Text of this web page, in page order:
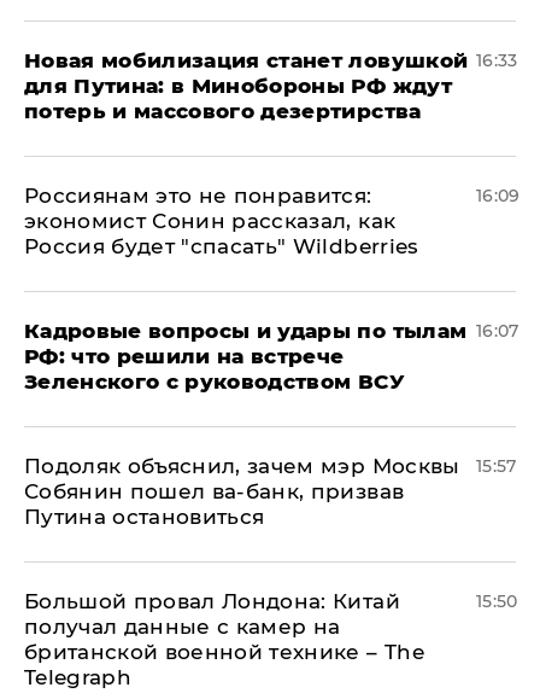
​Новая мобилизация станет ловушкой
для Путина: в Минобороны РФ ждут
потерь и массового дезертирства
16:33
Россиянам это не понравится:
экономист Сонин рассказал, как
Россия будет "спасать" Wildberries
16:09
Кадровые вопросы и удары по тылам
РФ: что решили на встрече
Зеленского с руководством ВСУ
16:07
Подоляк объяснил, зачем мэр Москвы
Собянин пошел ва-банк, призвав
Путина остановиться
15:57
Большой провал Лондона: Китай
получал данные с камер на
британской военной технике – The
Telegraph
15:50